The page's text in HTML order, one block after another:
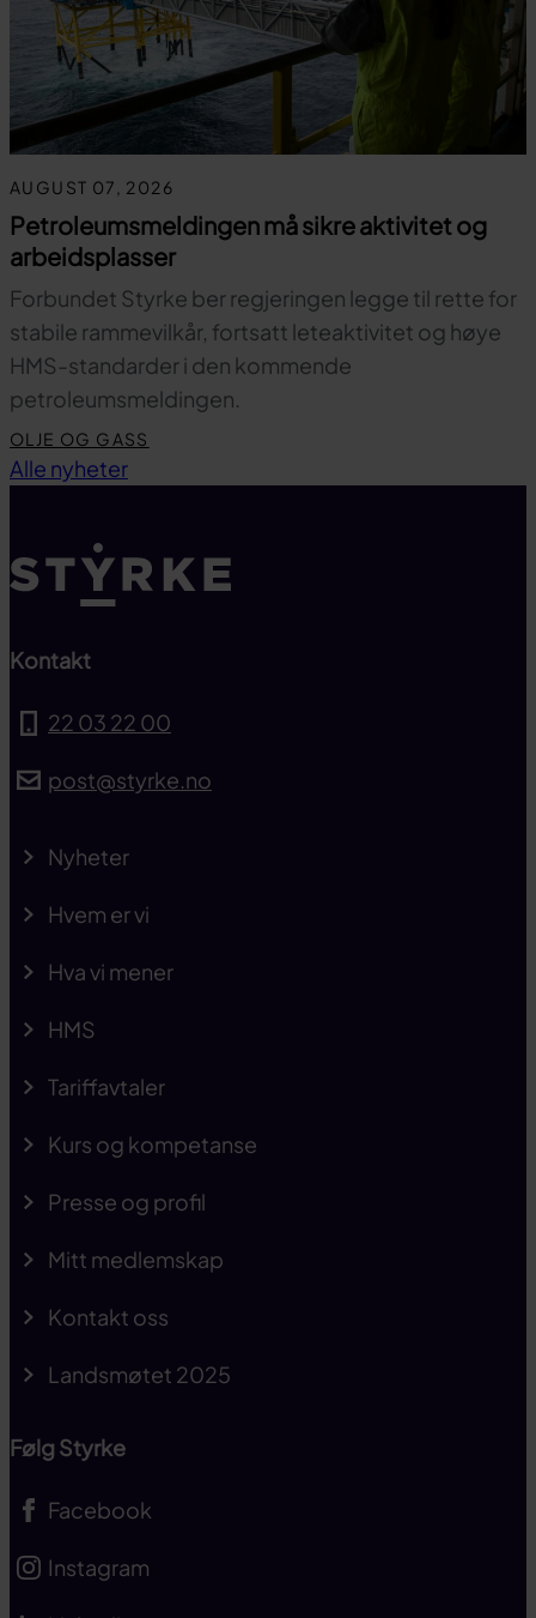
AUGUST 07, 2026
Petroleumsmeldingen må sikre aktivitet og
arbeidsplasser
Forbundet Styrke ber regjeringen legge til rette for
stabile rammevilkår, fortsatt leteaktivitet og høye
HMS-standarder i den kommende
petroleumsmeldingen.
OLJE OG GASS
Alle nyheter
Kontakt
22 03 22 00
post@styrke.no
Nyheter
Hvem er vi
Hva vi mener
HMS
Tariffavtaler
Kurs og kompetanse
Presse og profil
Mitt medlemskap
Kontakt oss
Landsmøtet 2025
Følg Styrke
Facebook
Instagram